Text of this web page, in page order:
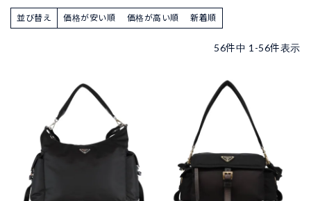
並び替え 価格が安い順 価格が高い順 新着順
56件中 1 -56件表示